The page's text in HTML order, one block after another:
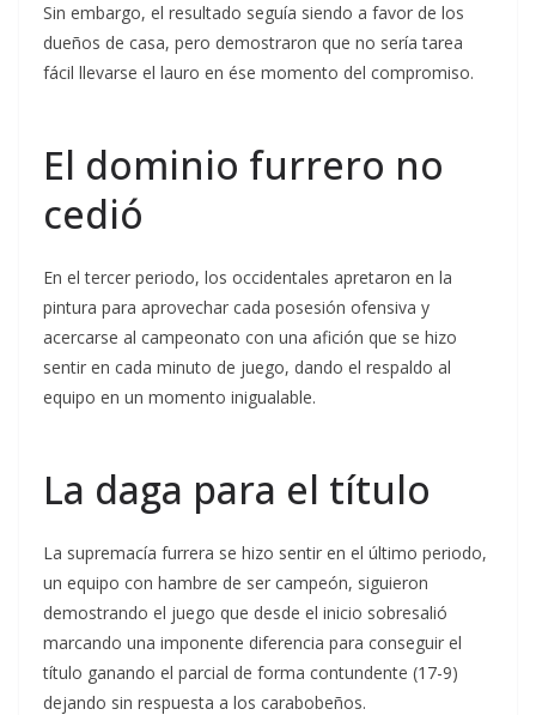
Sin embargo, el resultado seguía siendo a favor de los
dueños de casa, pero demostraron que no sería tarea
fácil llevarse el lauro en ése momento del compromiso.
El dominio furrero no
cedió
En el tercer periodo, los occidentales apretaron en la
pintura para aprovechar cada posesión ofensiva y
acercarse al campeonato con una afición que se hizo
sentir en cada minuto de juego, dando el respaldo al
equipo en un momento inigualable.
La daga para el título
La supremacía furrera se hizo sentir en el último periodo,
un equipo con hambre de ser campeón, siguieron
demostrando el juego que desde el inicio sobresalió
marcando una imponente diferencia para conseguir el
título ganando el parcial de forma contundente (17-9)
dejando sin respuesta a los carabobeños.